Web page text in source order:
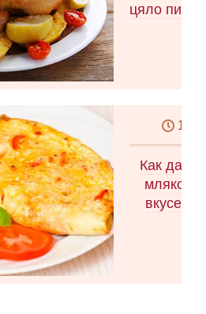
цяло пиле,
10
Как да
мляко
вкусен